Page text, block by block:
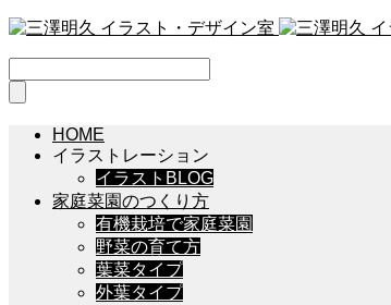
HOME
イラストレーション
イラストBLOG
家庭菜園のつくり方
有機栽培で家庭菜園
野菜の育て方
葉菜タイプ
外葉タイプ